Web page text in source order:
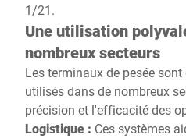
1/21.
Une utilisation
nombreux secteurs
Les terminaux de pesée
utilisés dans de nombreux
précision et l'efficacité des
Logistique : Ces systèmes